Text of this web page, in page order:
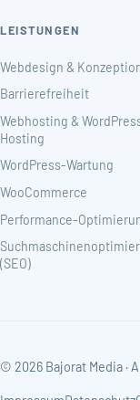
LEISTUNGEN
Webdesign &
Barrierefreiheit
Webhosting &
Hosting
WordPress-Wartung
WooCommerce
Performance-
(SEO)
© 2026 Bajorat Media ·